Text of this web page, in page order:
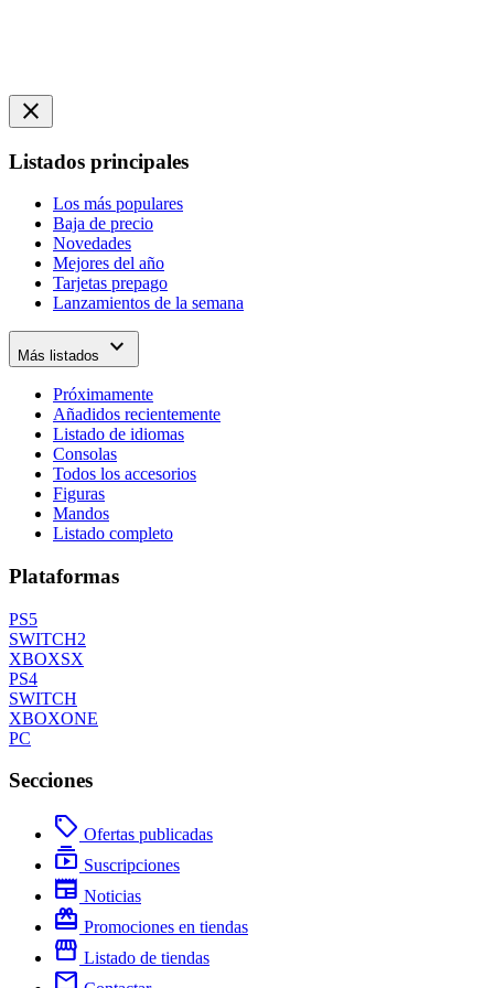
close
Listados principales
Los más populares
Baja de precio
Novedades
Mejores del año
Tarjetas prepago
Lanzamientos de la semana
Más listados expand_more
Próximamente
Añadidos recientemente
Listado de idiomas
Consolas
Todos los accesorios
Figuras
Mandos
Listado completo
Plataformas
PS5
SWITCH2
XBOXSX
PS4
SWITCH
XBOXONE
PC
Secciones
local_offer Ofertas publicadas
subscriptions Suscripciones
newspaper Noticias
redeem Promociones en tiendas
storefront Listado de tiendas
mail